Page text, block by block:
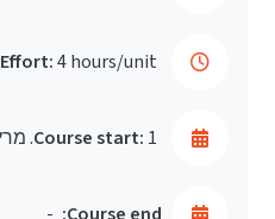
Effort:4 hours/unit
Course start: 1. מרץ 2021